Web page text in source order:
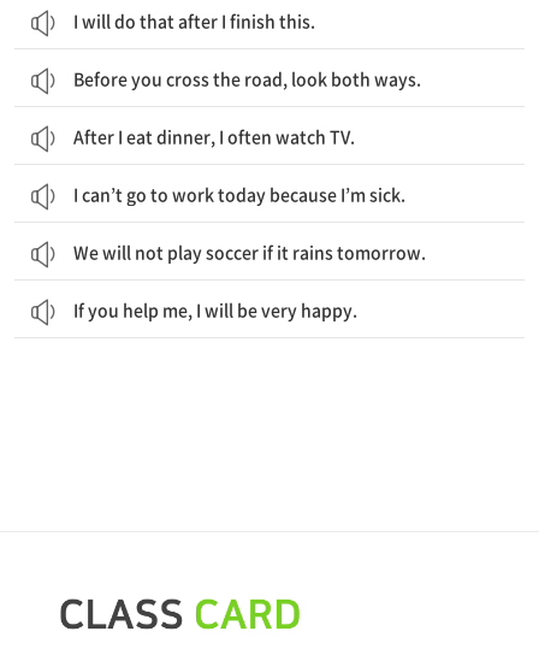
I will do that after I finish this.
Before you cross the road, look both ways.
After I eat dinner, I often watch TV.
I can’t go to work today because I’m sick.
We will not play soccer if it rains tomorrow.
If you help me, I will be very happy.